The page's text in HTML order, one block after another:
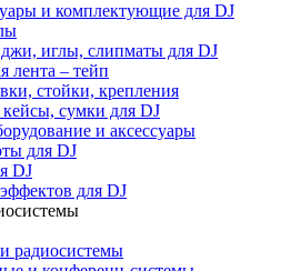
и комплектующие для DJ
иглы, слипматы для DJ
лента – тейп
стойки, крепления
сумки для DJ
и аксессуары
для DJ
DJ
для DJ
радиосистемы